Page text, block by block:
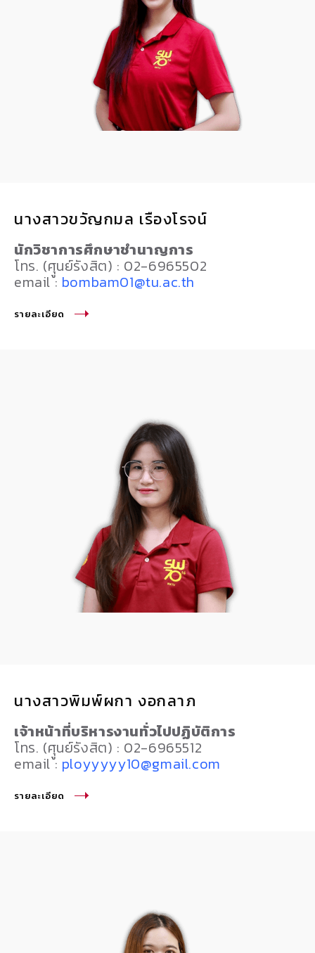
นางสาวขวัญกมล เรืองโรจน์
นักวิชาการศึกษาชำนาญการ
โทร. (ศุูนย์รังสิต) : 02-6965502
email : bombam01@tu.ac.th
รายละเอียด
นางสาวพิมพ์ผกา งอกลาภ
เจ้าหน้าที่บริหารงานทั่วไปปฏิบัติการ
โทร. (ศุูนย์รังสิต) : 02-6965512
email : ployyyyy10@gmail.com
รายละเอียด